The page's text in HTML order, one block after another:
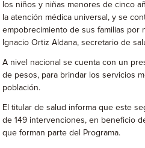
los niños y niñas menores de cinco
la atención médica universal, y se
empobrecimiento de sus familias por
Ignacio Ortiz Aldana, secretario de
A nivel nacional se cuenta con un
de pesos, para brindar los servicios
población.
El titular de salud informa que este
de 149 intervenciones, en beneficio
que forman parte del Programa.